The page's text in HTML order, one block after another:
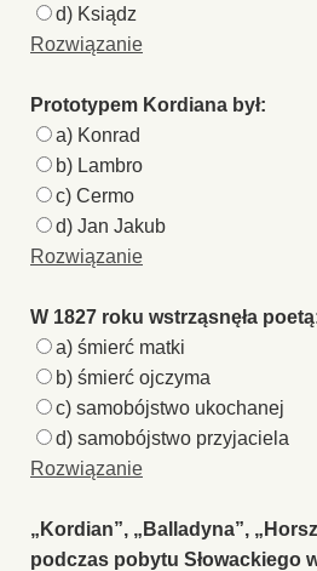
d) Ksiądz
Rozwiązanie
Prototypem Kordiana był:
a) Konrad
b) Lambro
c) Cermo
d) Jan Jakub
Rozwiązanie
W 1827 roku wstrząsnęła
a) śmierć matki
b) śmierć ojczyma
c) samobójstwo ukochanej
d) samobójstwo przyjaciela
Rozwiązanie
„Kordian”, „Balladyna”,
podczas pobytu Słowackiego